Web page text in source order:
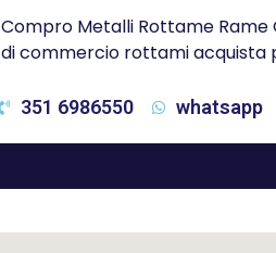
Compro Metalli Rottame Rame
di commercio rottami acquista
351 6986550 whatsapp